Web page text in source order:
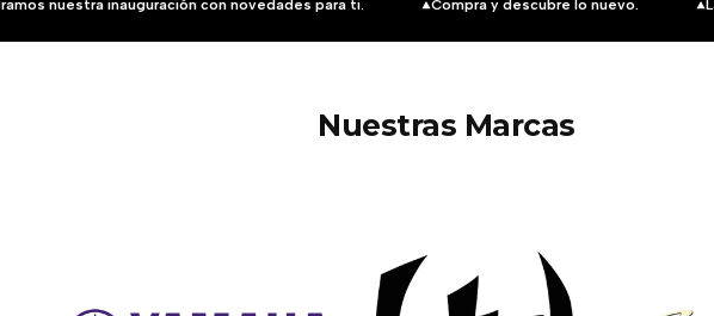
nuestra inauguración con novedades para ti. Compra y descubre lo nuevo.
Nuestras Marcas